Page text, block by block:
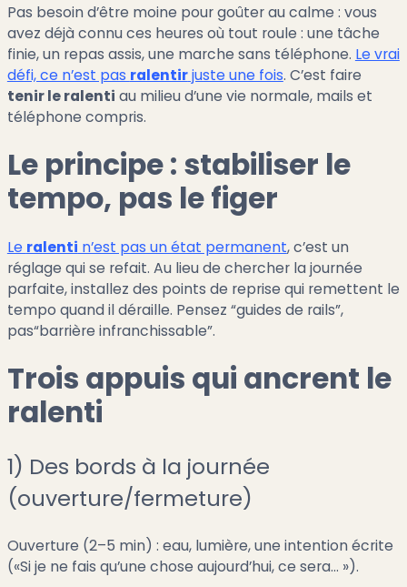
Pas besoin d’être moine pour goûter au calme : vous
avez déjà connu ces heures où tout roule : une tâche
finie, un repas assis, une marche sans téléphone. Le vrai
défi, ce n’est pas ralentirjuste une fois. C’est faire
tenir le ralenti au milieu d’une vie normale, mails et
téléphone compris.
Le principe : stabiliser le
tempo, pas le figer
Le ralenti n’est pas un état permanent, c’est un
réglage qui se refait. Au lieu de chercher la journée
parfaite, installez des points de reprise qui remettent le
tempo quand il déraille. Pensez “guides de rails”,
pas“barrière infranchissable”.
Trois appuis qui ancrent le
ralenti
1) Des bords à la journée
(ouverture/fermeture)
Ouverture (2–5 min) : eau, lumière, une intention écrite
(«Si je ne fais qu’une chose aujourd’hui, ce sera… »).